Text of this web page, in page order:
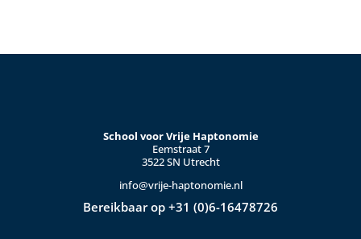
School voor Vrije Haptonomie
Eemstraat 7
3522 SN Utrecht
info@vrije-haptonomie.nl
Bereikbaar op +31 (0)6-16478726